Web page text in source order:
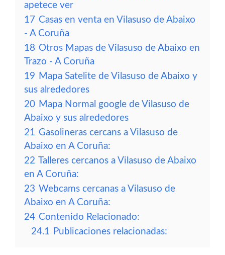
apetece ver
17 Casas en venta en Vilasuso de Abaixo
- A Coruña
18 Otros Mapas de Vilasuso de Abaixo en
Trazo - A Coruña
19 Mapa Satelite de Vilasuso de Abaixo y
sus alrededores
20 Mapa Normal google de Vilasuso de
Abaixo y sus alrededores
21 Gasolineras cercans a Vilasuso de
Abaixo en A Coruña:
22 Talleres cercanos a Vilasuso de Abaixo
en A Coruña:
23 Webcams cercanas a Vilasuso de
Abaixo en A Coruña:
24 Contenido Relacionado:
24.1 Publicaciones relacionadas: